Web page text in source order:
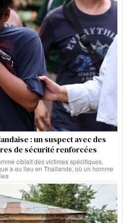
: un suspect avec des
de sécurité renforcées
ciblait des victimes spécifiques,
a eu lieu en Thaïlande, où un homme